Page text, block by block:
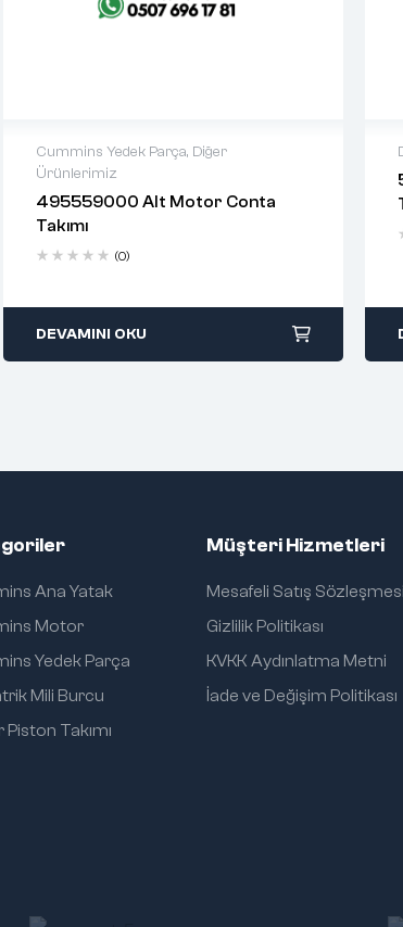
Cummins Yedek Parça, Diğer
Ürünlerimiz
495559000 Alt Motor Conta
Takımı
(0)
Delivery time: 1-2 business days
Free 90 days return
DEVAMINI OKU
Ana Yatak
Motor
Yedek Parça
Mili Burcu
Takımı
Müşteri Hizmetleri
Mesafeli Satış Sözleşmesi
Gizlilik Politikası
KVKK Aydınlatma Metni
İade ve Değişim Politikası